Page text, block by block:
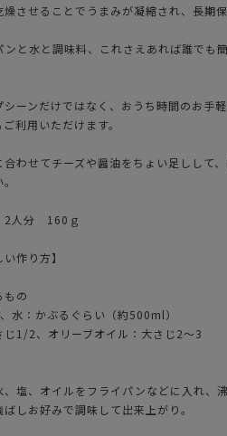
燥させることでうまみが凝縮され、長期
ンと水と調味料、これさえあれば誰でも
シーンだけではなく、おうち時間のお手
利用いただけます。
合わせてチーズや醤油をちょい足しして
2人分 160ｇ
い作り方】
もの
水：かぶるぐらい（約500ml）
じ1/2、オリーブオイル：大さじ2～3
、塩、オイルをフライパンなどに入れ、
しお好みで調味して出来上がり。